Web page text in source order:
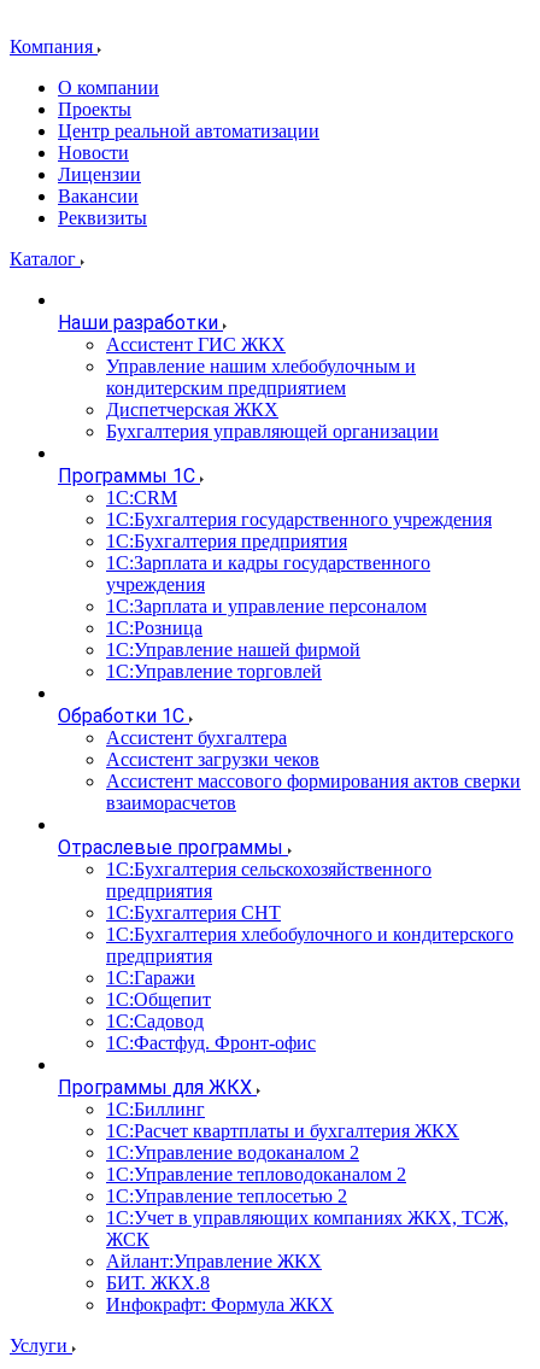
Компания
О компании
Проекты
Центр реальной автоматизации
Новости
Лицензии
Вакансии
Реквизиты
Каталог
Наши разработки
Ассистент ГИС ЖКХ
Управление нашим хлебобулочным и
кондитерским предприятием
Диспетчерская ЖКХ
Бухгалтерия управляющей организации
Программы 1С
1С:CRM
1С:Бухгалтерия государственного учреждения
1С:Бухгалтерия предприятия
1С:Зарплата и кадры государственного
учреждения
1С:Зарплата и управление персоналом
1С:Розница
1С:Управление нашей фирмой
1С:Управление торговлей
Обработки 1С
Ассистент бухгалтера
Ассистент загрузки чеков
Ассистент массового формирования актов сверки
взаиморасчетов
Отраслевые программы
1С:Бухгалтерия сельскохозяйственного
предприятия
1С:Бухгалтерия СНТ
1С:Бухгалтерия хлебобулочного и кондитерского
предприятия
1С:Гаражи
1С:Общепит
1С:Садовод
1С:Фастфуд. Фронт-офис
Программы для ЖКХ
1С:Биллинг
1С:Расчет квартплаты и бухгалтерия ЖКХ
1С:Управление водоканалом 2
1С:Управление тепловодоканалом 2
1С:Управление теплосетью 2
1С:Учет в управляющих компаниях ЖКХ, ТСЖ,
ЖСК
Айлант:Управление ЖКХ
БИТ. ЖКХ.8
Инфокрафт: Формула ЖКХ
Услуги